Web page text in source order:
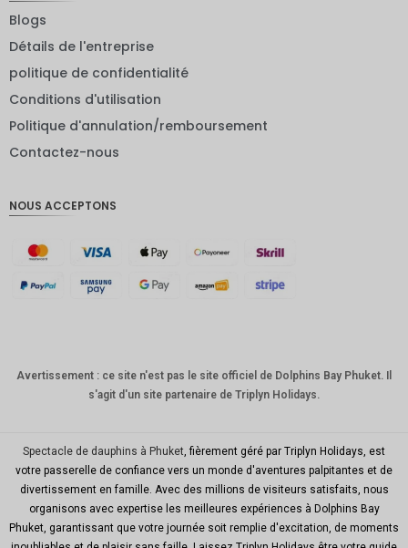
EUR
indienne
IDR
KRW
chinois
TWD
MYR
Blogs
Détails de l'entreprise
politique de confidentialité
Conditions d'utilisation
Politique d'annulation/remboursement
Contactez-nous
NOUS ACCEPTONS
Avertissement : ce site n'est pas le site officiel de Dolphins Bay Phuket. Il
s'agit d'un site partenaire de Triplyn Holidays.
Spectacle de dauphins à Phuket , fièrement géré par Triplyn Holidays, est
votre passerelle de confiance vers un monde d'aventures palpitantes et de
divertissement en famille. Avec des millions de visiteurs satisfaits, nous
organisons avec expertise les meilleures expériences à Dolphins Bay
Phuket, garantissant que votre journée soit remplie d'excitation, de moments